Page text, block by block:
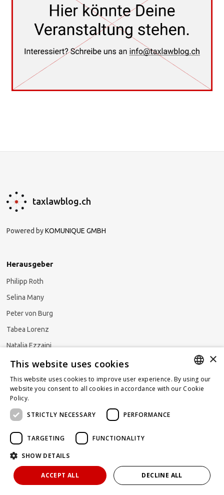
taxlawblog.ch
Powered byKOMUNIQUE GMBH
Herausgeber
Philipp Roth
Selina Many
Peter von Burg
Tabea Lorenz
Natalja Ezzaini
Newsletter abonnieren
Powered byKOMUNIQUE
hello@taxlawblog.ch
IMPRESSUM
DATENSCHUTZ HAFTUNGSAUSSCHLUSS
GERMAN
×
This website uses cookies
This website uses cookies to improve user experience. By using our
website you consent to all cookies in accordance with our Cookie
Policy.
STRICTLY NECESSARY
PERFORMANCE
TARGETING FUNCTIONALITY
SHOW DETAILS
ACCEPT ALL DECLINE ALL